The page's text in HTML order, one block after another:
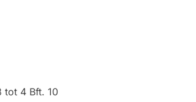
tot 4 Bft. 10